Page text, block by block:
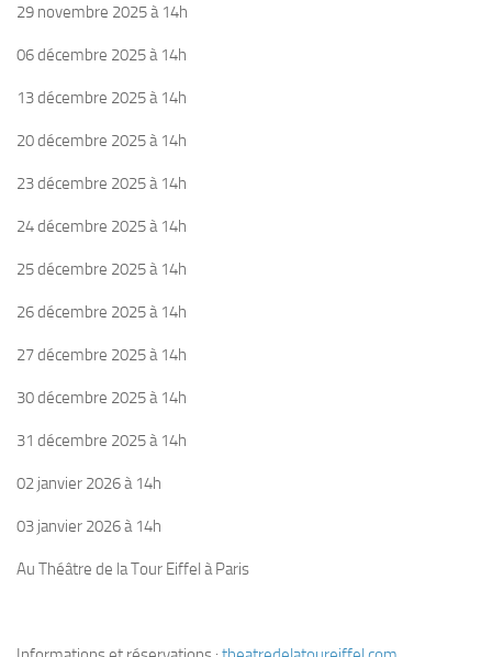
29 novembre 2025 à 14h
06 décembre 2025 à 14h
13 décembre 2025 à 14h
20 décembre 2025 à 14h
23 décembre 2025 à 14h
24 décembre 2025 à 14h
25 décembre 2025 à 14h
26 décembre 2025 à 14h
27 décembre 2025 à 14h
30 décembre 2025 à 14h
31 décembre 2025 à 14h
02 janvier 2026 à 14h
03 janvier 2026 à 14h
Au Théâtre de la Tour Eiffel à Paris